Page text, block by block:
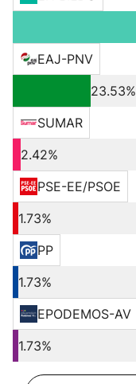
EAJ-PNV
23.53%
SUMAR
2.42%
PSE-EE/PSOE
1.73%
PP
1.73%
EPODEMOS-AV
1.73%